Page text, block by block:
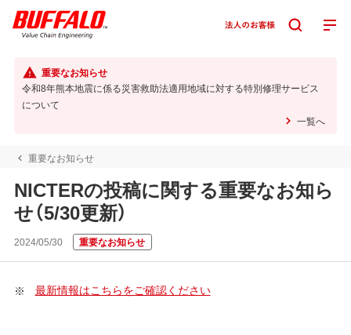
重要なお知らせ
令和8年熊本地震に係る災害救助法適用地域に対する特別修理サービス
について
一覧へ
重要なお知らせ
NICTERの投稿に関する重要なお知ら
せ（5/30更新）
2024/05/30 重要なお知らせ
最新情報はこちらをご確認ください